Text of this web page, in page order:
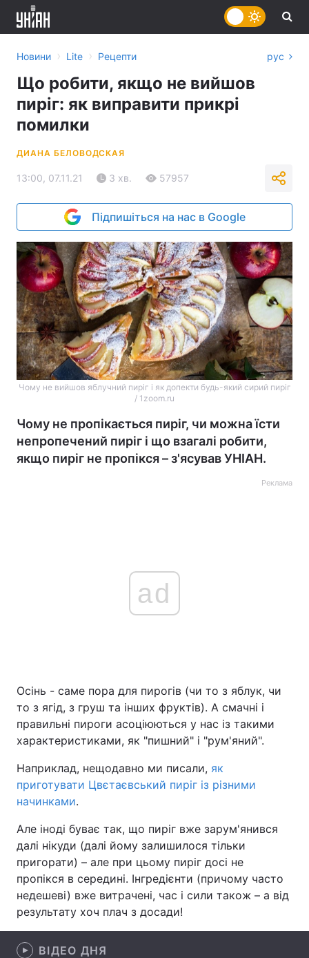
Україна Політика
Економіка Світ
Спорт Наука
Техно і зв'язок
Зброя Інциденти
Здоров'я Туризм
Цікавинки Погода
Екологія Регіони
Лонгріди
Новини › Lite › Рецепти рус
Що робити, якщо не вийшов
пиріг: як виправити прикрі
помилки
ДИАНА БЕЛОВОДСКАЯ
13:00, 07.11.21 3 хв. 57957
Підпишіться на нас в Google
Чому не вийшов яблучний пиріг і як допекти будь-який сирий пиріг
/ 1zoom.ru
Чому не пропікається пиріг, чи можна їсти
непропечений пиріг і що взагалі робити,
якщо пиріг не пропікся – з'ясував УНІАН.
Реклама
ad
Осінь - саме пора для пирогів (чи то з яблук, чи
то з ягід, з груш та інших фруктів). А смачні і
правильні пироги асоціюються у нас із такими
характеристиками, як "пишний" і "рум'яний".
Наприклад, нещодавно ми писали, як
приготувати Цвєтаєвський пиріг із різними
начинками.
Але іноді буває так, що пиріг вже зарум'янився
далі нікуди (далі йому залишилося тільки
пригорати) – але при цьому пиріг досі не
пропікся в середині. Інгредієнти (причому часто
недешеві) вже витрачені, час і сили також – а від
результату хоч плач з досади!
ВІДЕО ДНЯ